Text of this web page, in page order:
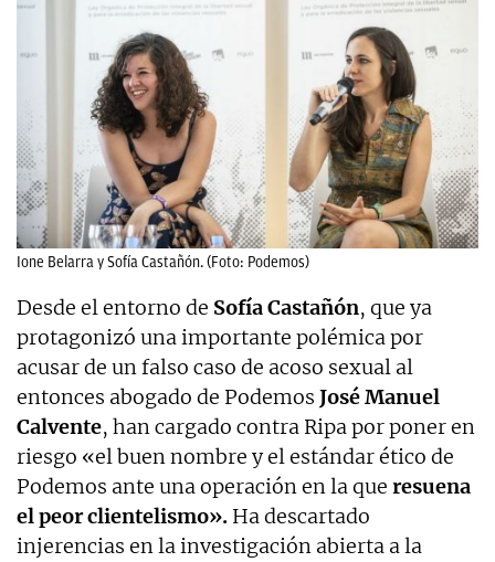
Ione Belarra y Sofía Castañón. (Foto: Podemos)
Desde el entorno de Sofía Castañón, que ya
protagonizó una importante polémica por
acusar de un falso caso de acoso sexual al
entonces abogado de Podemos José Manuel
Calvente, han cargado contra Ripa por poner en
riesgo «el buen nombre y el estándar ético de
Podemos ante una operación en la que resuena
el peor clientelismo». Ha descartado
injerencias en la investigación abierta a la